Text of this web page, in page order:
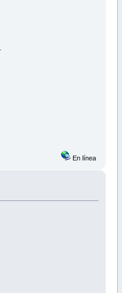
En línea